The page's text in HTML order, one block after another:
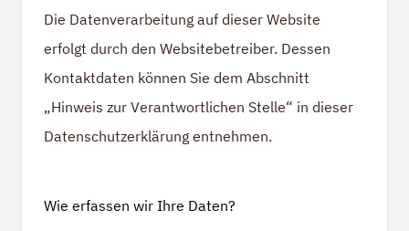
Die Datenverarbeitung auf dieser Website
erfolgt durch den Websitebetreiber. Dessen
Kontaktdaten können Sie dem Abschnitt
„Hinweis zur Verantwortlichen Stelle“ in dieser
Datenschutzerklärung entnehmen.
Wie erfassen wir Ihre Daten?